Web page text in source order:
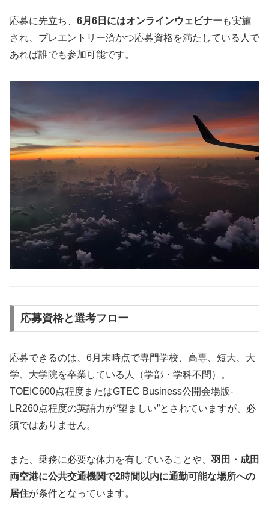
応募に先立ち、 6月6日にはオンラインウェビナーも実施
され、プレエントリー済かつ応募資格を満たしている人で
あれば誰でも参加可能です。
応募資格と選考フロー
応募できるのは、6月末時点で専門学校、高専、短大、大
学、大学院を卒業している人（学部・学科不問）。
TOEIC600点程度またはGTEC Business公開会場版-
LR260点程度の英語力が“望ましい”とされていますが、必
須ではありません。
また、乗務に必要な体力を有していることや、 羽田・成田
両空港に公共交通機関で2時間以内に通勤可能な場所への
居住が条件となっています。